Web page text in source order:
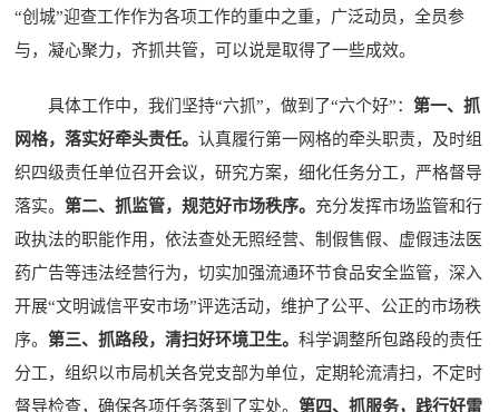
“创城”迎查工作作为各项工作的重中之重，广泛动员，全员参
与，凝心聚力，齐抓共管，可以说是取得了一些成效。
具体工作中，我们坚持“六抓”，做到了“六个好”：第一、抓
网格，落实好牵头责任。认真履行第一网格的牵头职责，及时组
织四级责任单位召开会议，研究方案，细化任务分工，严格督导
落实。第二、抓监管，规范好市场秩序。 充分发挥市场监管和行
政执法的职能作用，依法查处无照经营、制假售假、虚假违法医
药广告等违法经营行为，切实加强流通环节食品安全监管，深入
开展“文明诚信平安市场”评选活动，维护了公平、公正的市场秩
序。第三、抓路段，清扫好环境卫生。科学调整所包路段的责任
分工，组织以市局机关各党支部为单位，定期轮流清扫，不定时
督导检查，确保各项任务落到了实处。第四、抓服务，践行好雷